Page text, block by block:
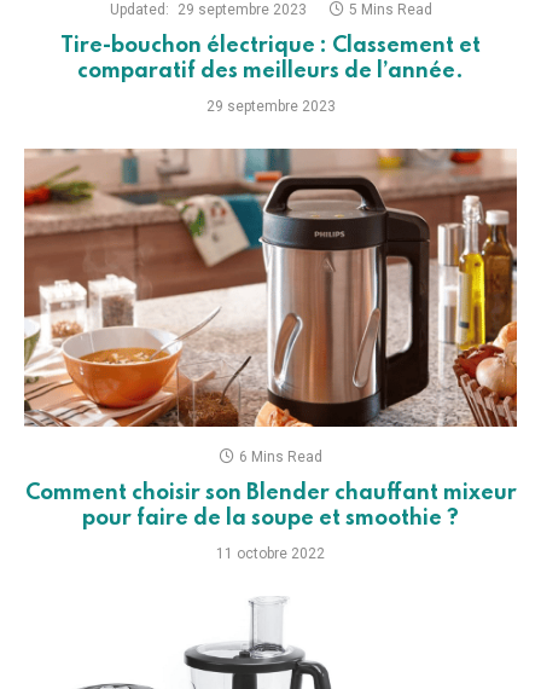
Updated: 29 septembre 2023 5 Mins Read
Tire-bouchon électrique : Classement et
comparatif des meilleurs de l’année.
29 septembre 2023
6 Mins Read
Comment choisir son Blender chauffant mixeur
pour faire de la soupe et smoothie ?
11 octobre 2022